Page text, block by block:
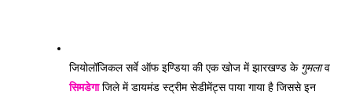
जियोलॉजिकल सर्वे ऑफ इण्डिया की एक खोज में झारखण्ड के गुमला
सिमडेगा जिले में डायमंड स्ट्रीम सेडीमेंट्स पाया गाया है जिससे इन